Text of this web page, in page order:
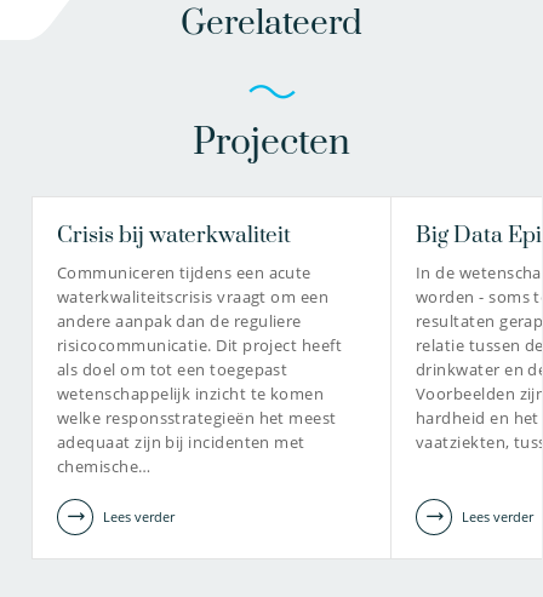
Gerelateerd
Projecten
Crisis bij waterkwaliteit
Communiceren tijdens een acute
waterkwaliteitscrisis vraagt om een
andere aanpak dan de reguliere
risicocommunicatie. Dit project heeft
als doel om tot een toegepast
wetenschappelijk inzicht te komen
welke responsstrategieën het meest
adequaat zijn bij incidenten met
chemische…
Lees verder
Big Data
In de
worden - soms
resultaten
relatie tussen
drinkwater en
Voorbeelden
hardheid en
vaatziekten,
Lees verder